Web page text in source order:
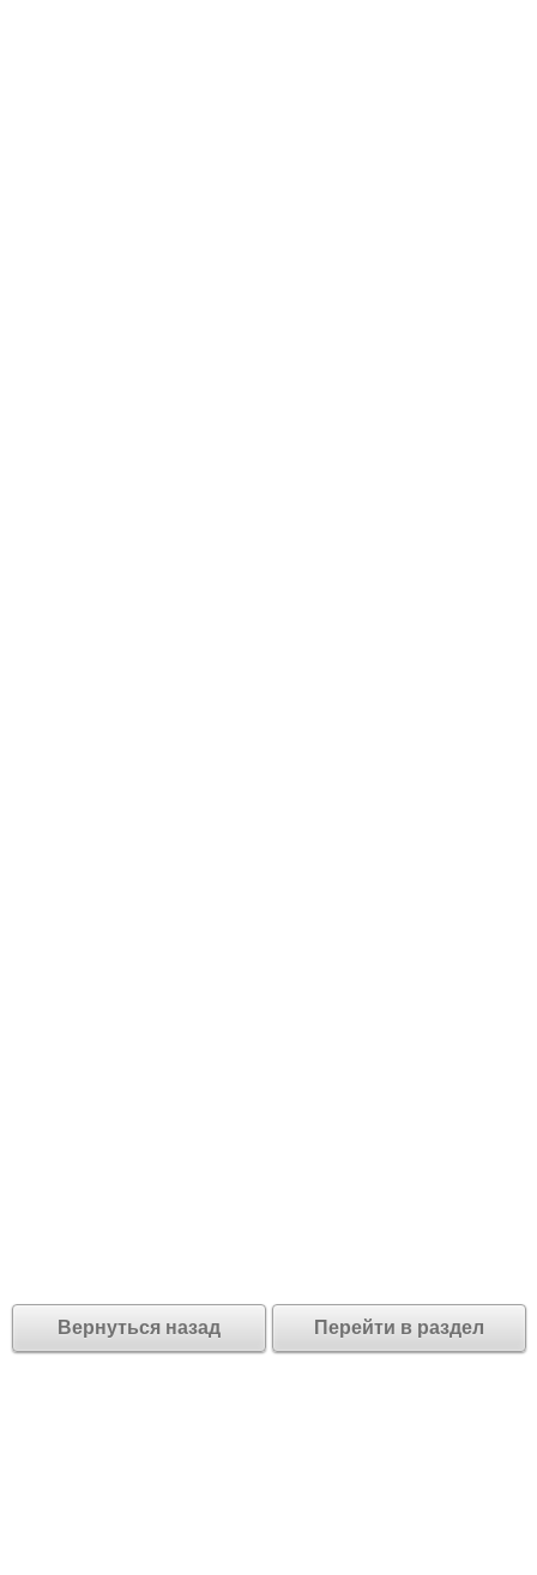
Вернуться назад Перейти в раздел